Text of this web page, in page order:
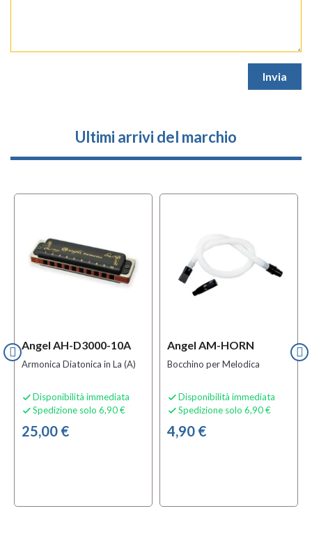
Ultimi arrivi del marchio
Angel AH-D3000-10A
Armonica Diatonica in La (A)
 Disponibilità immediata
 Spedizione solo 6,90 €
25,00 €
Angel AM-HORN
Bocchino per Melodica
 Disponibilità immediata
 Spedizione solo 6,90 €
4,90 €